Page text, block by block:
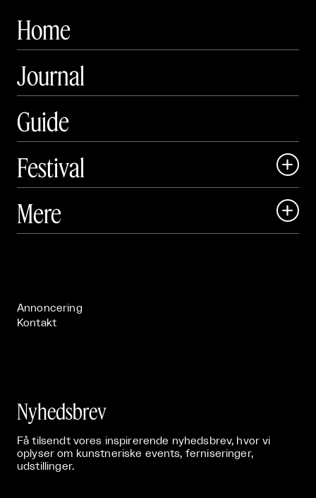
Home
Journal
Guide
Festival

 Art Matter Festival
Mere 
Annoncering
Kontakt
Nyhedsbrev
Få tilsendt vores inspirerende nyhedsbrev, hvor vi
oplyser om kunstneriske events, ferniseringer,
udstillinger.